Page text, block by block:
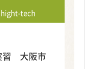
hight-tech
習 大阪市